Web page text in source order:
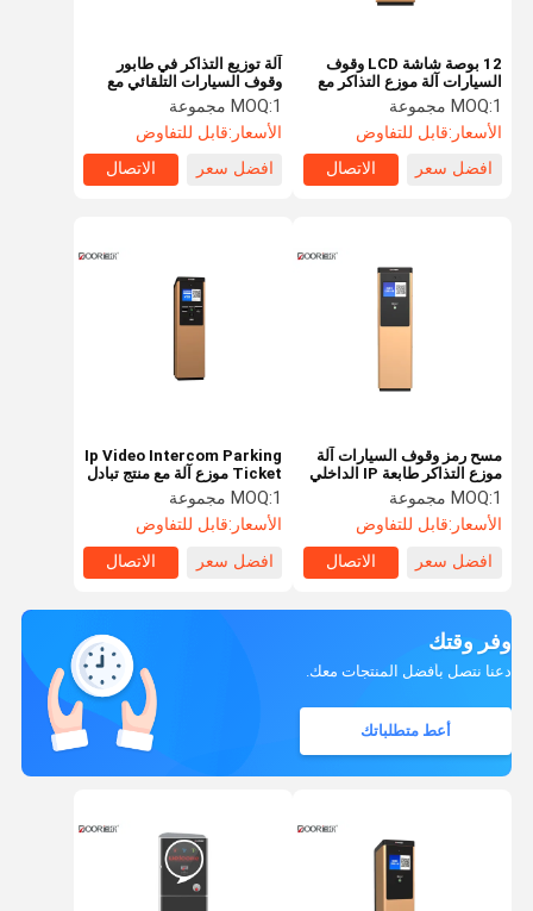
آلة توزيع التذاكر في طابور
وقوف السيارات التلقائي مع
معالج ثنائي النواة الذراع
MOQ:1 مجموعة
الأسعار:قابل للتفاوض
افضل سعر
الاتصال
12 بوصة شاشة LCD وقوف
السيارات آلة موزع التذاكر مع
إنترفون
MOQ:1 مجموعة
الأسعار:قابل للتفاوض
افضل سعر
الاتصال
Ip Video Intercom Parking
Ticket موزع آلة مع منتج تبادل
الذهب
MOQ:1 مجموعة
الأسعار:قابل للتفاوض
افضل سعر
الاتصال
مسح رمز وقوف السيارات آلة
موزع التذاكر طابعة IP الداخلي
انتركم 110V
MOQ:1 مجموعة
الأسعار:قابل للتفاوض
افضل سعر
الاتصال
وفر وقتك
دعنا نتصل بأفضل المنتجات معك.
أعط متطلباتك